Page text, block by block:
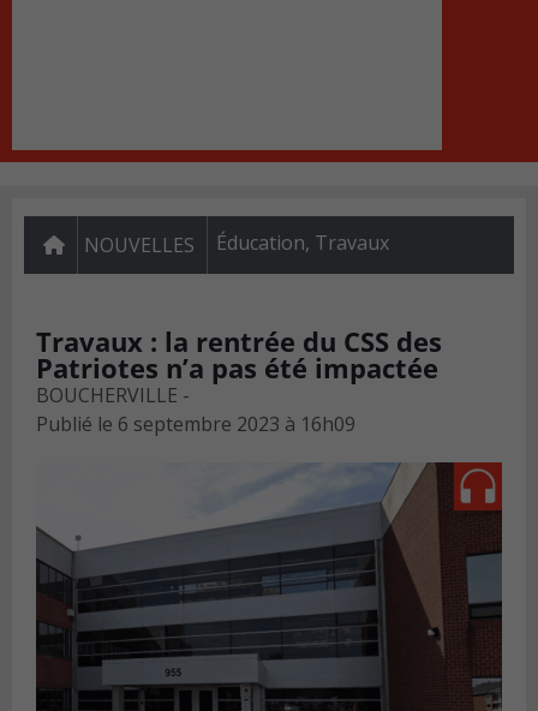
NOUVELLES Éducation, Travaux
Travaux : la rentrée du CSS des
Patriotes n’a pas été impactée
BOUCHERVILLE -
Publié le 6 septembre 2023 à 16h09